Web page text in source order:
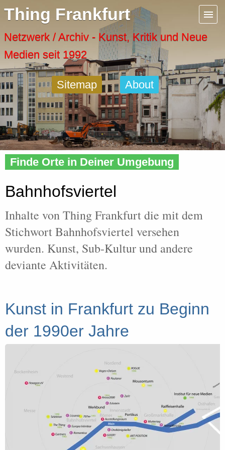
Thing Frankfurt
Netzwerk / Archiv - Kunst, Kritik und Neue
Medien seit 1992
Sitemap About
Home»Tags» Bahnhofsviertel
Finde Orte in Deiner Umgebung
Bahnhofsviertel
Inhalte von Thing Frankfurt die mit dem
Stichwort Bahnhofsviertel versehen
wurden. Kunst, Sub-Kultur und andere
deviante Aktivitäten.
Kunst in Frankfurt zu Beginn
der 1990er Jahre
Menu
Artspaces
Cool Places
Frankfurt Diary
Activity
Recent Posts